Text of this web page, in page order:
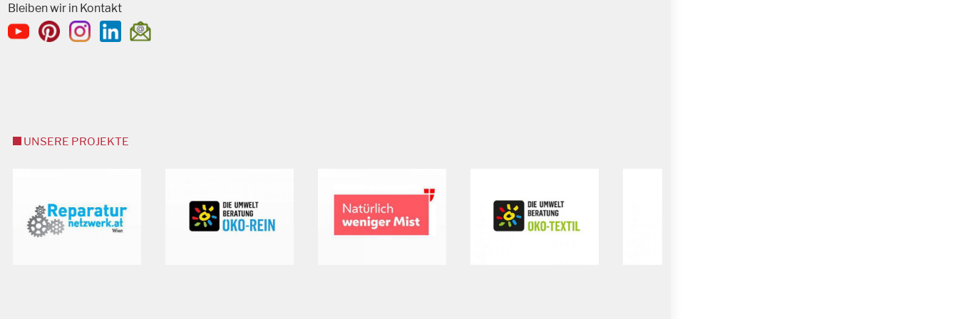
Bleiben wir in Kontakt
UNSERE PROJEKTE